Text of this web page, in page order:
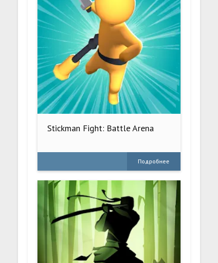
Stickman Fight: Battle Arena
Подробнее